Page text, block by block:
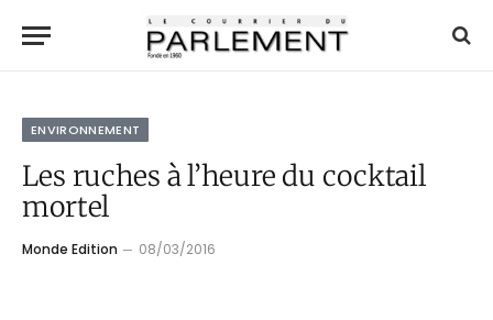
ENVIRONNEMENT
Les ruches à l’heure du cocktail
mortel
Monde Edition 08/03/2016